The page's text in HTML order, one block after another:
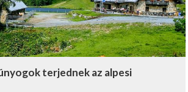
terjednek az alpesi